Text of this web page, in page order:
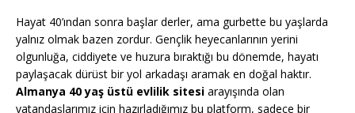
Hayat 40’ından sonra başlar derler, ama gurbette bu yaşlarda
yalnız olmak bazen zordur. Gençlik heyecanlarının yerini
olgunluğa, ciddiyete ve huzura bıraktığı bu dönemde, hayatı
paylaşacak dürüst bir yol arkadaşı aramak en doğal haktır.
Almanya 40 yaş üstü evlilik sitesi arayışında olan
vatandaşlarımız için hazırladığımız bu platform, sadece bir